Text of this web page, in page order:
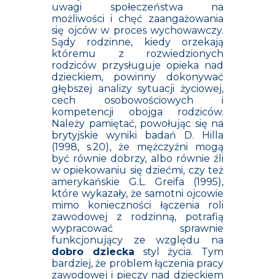
uwagi społeczeństwa na
możliwości i chęć zaangażowania
się ojców w proces wychowawczy.
Sądy rodzinne, kiedy orzekają
któremu z rozwiedzionych
rodziców przysługuje opieka nad
dzieckiem, powinny dokonywać
głębszej analizy sytuacji życiowej,
cech osobowościowych i
kompetencji obojga rodziców.
Należy pamiętać, powołując się na
brytyjskie wyniki badań D. Hilla
(1998, s.20), że mężczyźni mogą
być równie dobrzy, albo równie źli
w opiekowaniu się dziećmi, czy też
amerykańskie G.L. Greifa (1995),
które wykazały, że samotni ojcowie
mimo konieczności łączenia roli
zawodowej z rodzinną, potrafią
wypracować sprawnie
funkcjonujący ze względu na
dobro dziecka styl życia. Tym
bardziej, że problem łączenia pracy
zawodowej i pieczy nad dzieckiem